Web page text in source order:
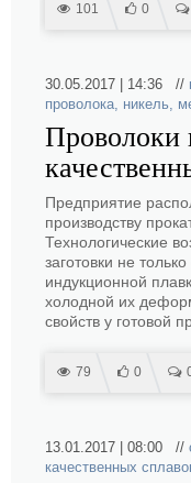
101 0
30.05.2017 | 14:36 //
проволока, никель,
Проволоки
Предприятие
производству
Технологические
заготовки не
индукционной
холодной их
свойств у готовой
79 0
13.01.2017 | 08:00 //
качественных